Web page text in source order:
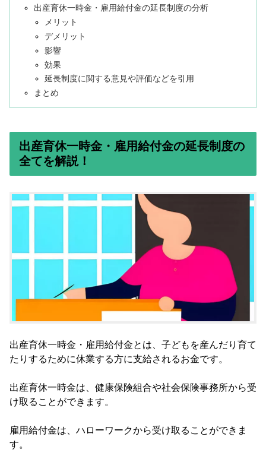
出産育休一時金・雇用給付金の延長制度の分析
メリット
デメリット
影響
効果
延長制度に関する意見や評価などを引用
まとめ
出産育休一時金・雇用給付金の延長制度の
全てを解説！
出産育休一時金・雇用給付金とは、子どもを産んだり育て
たりするために休業する方に支給されるお金です。
出産育休一時金は、健康保険組合や社会保険事務所から受
け取ることができます。
雇用給付金は、ハローワークから受け取ることができま
す。